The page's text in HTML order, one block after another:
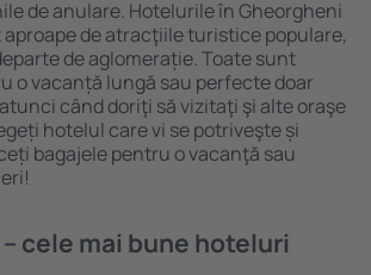
de anulare. Hotelurile în Gheorgheni
de atracţiile turistice populare,
de aglomerație. Toate sunt
o vacanță lungă sau perfecte doar
când doriţi să vizitaţi şi alte oraşe
hotelul care vi se potriveşte și
bagajele pentru o vacanţă sau
cele mai bune hoteluri